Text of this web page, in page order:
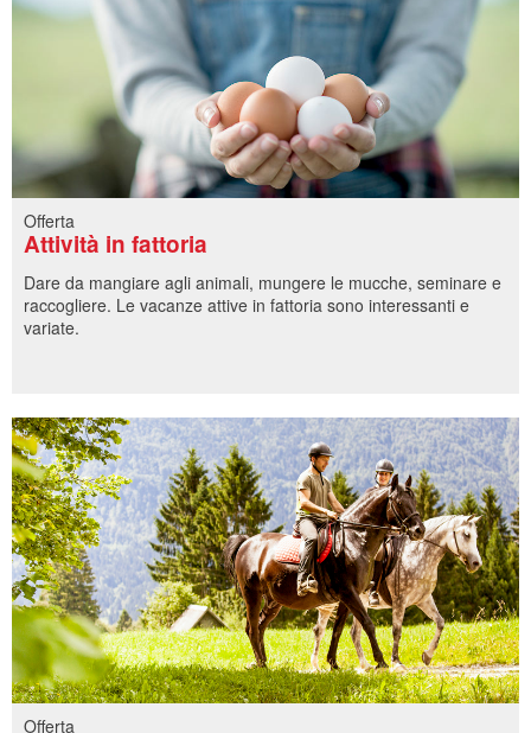
Offerta
Attività in fattoria
Dare da mangiare agli animali, mungere le mucche, seminare e
raccogliere. Le vacanze attive in fattoria sono interessanti e
variate.
Offerta